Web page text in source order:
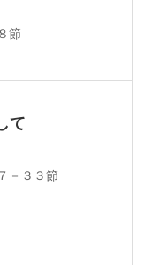
節
て
－３３節